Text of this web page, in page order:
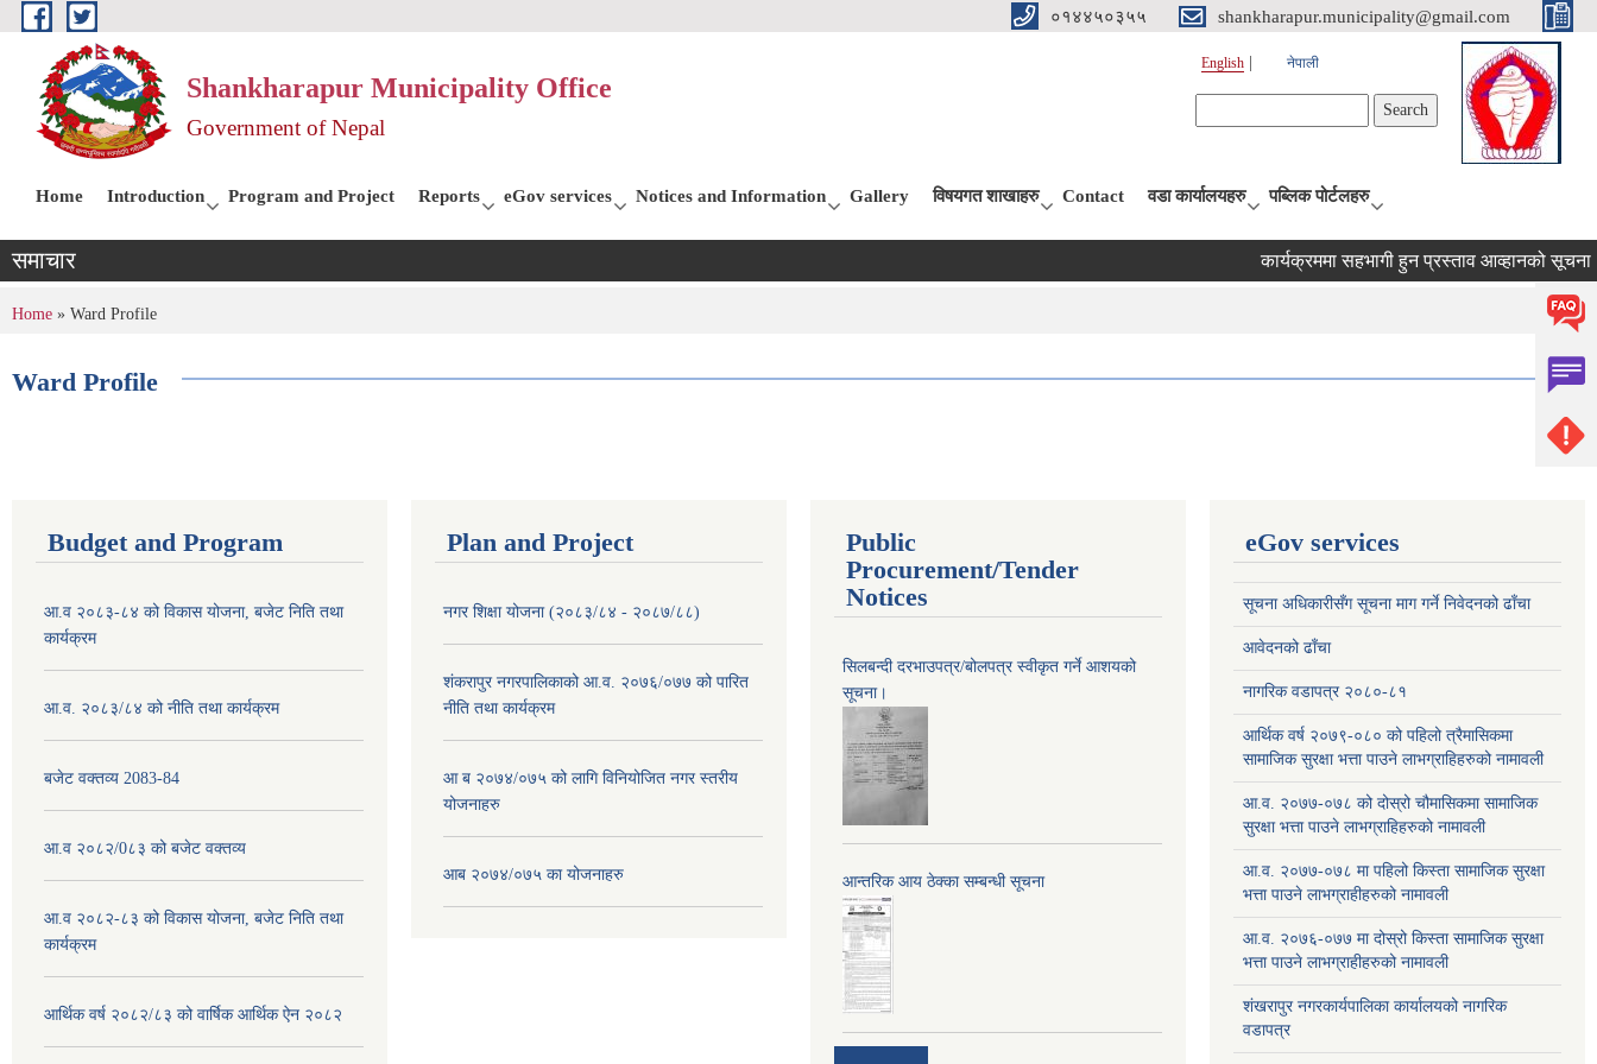
Skip to main content ०१४४५०३५५ shankharapur.municipality@gmail.com
Shankharapur Municipality Office
Government of Nepal
English नेपाली
Home Introduction Program and Project Reports eGov services Notices and Information Gallery विषयगत शाखाहरु Contact वडा कार्यालयहरु पब्लिक पोर्टलहरु
समाचार कार्यक्रममा सहभागी हुन प्रस्ताव आव्हानको सूचना।
You are here
Home » Ward Profile
Ward Profile
Budget and Program
आ.व २०८३-८४ को विकास योजना, बजेट निति तथा
कार्यक्रम
आ.व. २०८३/८४ को नीति तथा कार्यक्रम
बजेट वक्तव्य 2083-84
आ.व २०८२/0८३ को बजेट वक्तव्य
आ.व २०८२-८३ को विकास योजना, बजेट निति तथा
कार्यक्रम
आर्थिक वर्ष २०८२/८३ को वार्षिक आर्थिक ऐन २०८२
Plan and Project
नगर शिक्षा योजना (२०८३/८४ - २०८७/८८)
शंकरापुर नगरपालिकाको आ.व. २०७६/०७७ को पारित
नीति तथा कार्यक्रम
आ ब २०७४/०७५ को लागि विनियोजित नगर स्तरीय
योजनाहरु
आब २०७४/०७५ का योजनाहरु
Public
Procurement/Tender
Notices
सिलबन्दी दरभाउपत्र/बोलपत्र स्वीकृत गर्ने आशयको
सूचना।
आन्तरिक आय ठेक्का सम्बन्धी सूचना
eGov services
सूचना अधिकारीसँग सूचना माग गर्ने निवेदनको ढाँचा
आवेदनको ढाँचा
नागरिक वडापत्र २०८०-८१
आर्थिक वर्ष २०७९-०८० को पहिलो त्रैमासिकमा
सामाजिक सुरक्षा भत्ता पाउने लाभग्राहिहरुको नामावली
आ.व. २०७७-०७८ को दोस्रो चौमासिकमा सामाजिक
सुरक्षा भत्ता पाउने लाभग्राहिहरुको नामावली
आ.व. २०७७-०७८ मा पहिलो किस्ता सामाजिक सुरक्षा
भत्ता पाउने लाभग्राहीहरुको नामावली
आ.व. २०७६-०७७ मा दोस्रो किस्ता सामाजिक सुरक्षा
भत्ता पाउने लाभग्राहीहरुको नामावली
शंखरापुर नगरकार्यपालिका कार्यालयको नागरिक
वडापत्र